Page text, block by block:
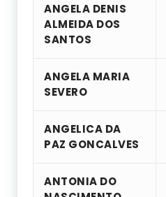
ANGELA DENIS
ALMEIDA DOS
SANTOS
ANGELA MARIA
SEVERO
ANGELICA DA
PAZ GONCALVES
ANTONIA DO